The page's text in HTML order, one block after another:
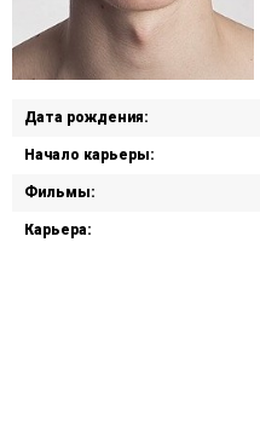
Дата рождения:
Начало карьеры:
Фильмы:
Карьера: